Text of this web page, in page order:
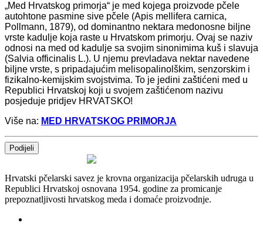
„Med Hrvatskog primorja“ je med kojega proizvode pčele
autohtone pasmine sive pčele (Apis mellifera carnica,
Pollmann, 1879), od dominantno nektara medonosne biljne
vrste kadulje koja raste u Hrvatskom primorju. Ovaj se naziv
odnosi na med od kadulje sa svojim sinonimima kuš i slavuja
(Salvia officinalis L.). U njemu prevladava nektar navedene
biljne vrste, s pripadajućim melisopalinolškim, senzorskim i
fizikalno-kemijskim svojstvima. To je jedini zaštićeni med u
Republici Hrvatskoj koji u svojem zaštićenom nazivu
posjeduje pridjev HRVATSKO!
Više na: MED HRVATSKOG PRIMORJA
Podijeli
Hrvatski pčelarski savez je krovna organizacija pčelarskih udruga u
Republici Hrvatskoj osnovana 1954. godine za promicanje
prepoznatljivosti hrvatskog meda i domaće proizvodnje.